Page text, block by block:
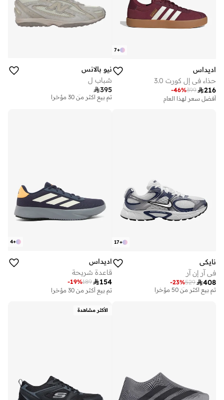
+
7
اديداس
حذاء في إل كورت 3.0
216
399
-46%
أفضل سعر لهذا العام
نيو بالانس
شباب ل
395
توصيل مجاني
تم بيع أكثر من 30 مؤخرا
+
17
نايكي
في آر إن آر
408
529
-23%توصيل مجاني
تم بيع أكثر من 50 مؤخرا
+
4
اديداس
قاعدة شريحة
154
189
-19%
تم بيع أكثر من 30 مؤخرا
الأكثر مشاهدة